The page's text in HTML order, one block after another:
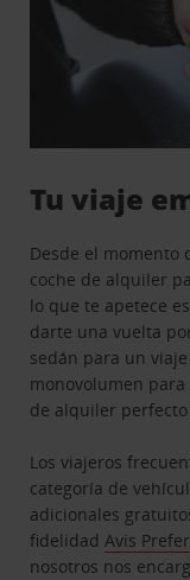
Tu viaje
Desde el momento
coche de alquiler
lo que te apetece
darte una vuelta
sedán para un
monovolumen
de alquiler
Los viajeros
categoría de
adicionales
fidelidadAvis
nosotros nos